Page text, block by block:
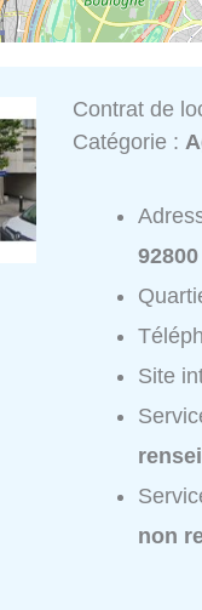
Contrat de
Catégorie :
Site
non